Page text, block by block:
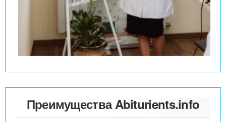
Преимущества Abiturients.info